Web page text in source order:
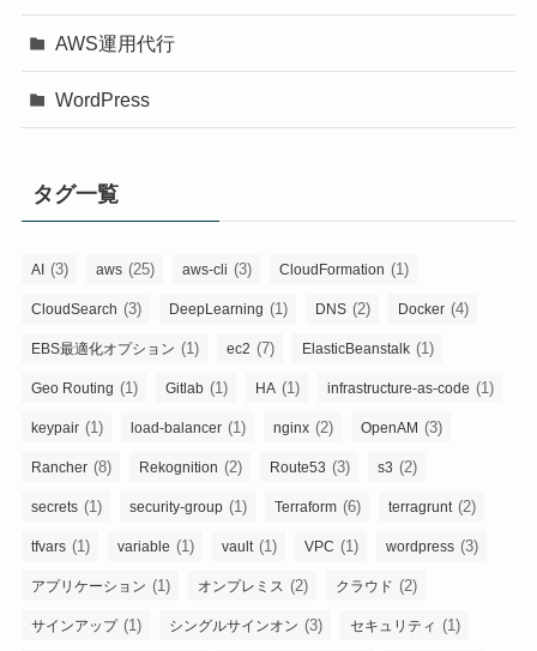
AWS運用代行
WordPress
タグ一覧
AI (3) aws (25) aws-cli (3) CloudFormation (1)
CloudSearch (3) DeepLearning (1) DNS (2) Docker (4)
EBS最適化オプション (1) ec2 (7) ElasticBeanstalk (1)
Geo Routing (1) Gitlab (1) HA (1) infrastructure-as-code (1)
keypair (1) load-balancer (1) nginx (2) OpenAM (3)
Rancher (8) Rekognition (2) Route53 (3) s3 (2)
secrets (1) security-group (1) Terraform (6) terragrunt (2)
tfvars (1) variable (1) vault (1) VPC (1) wordpress (3)
アプリケーション (1) オンプレミス (2) クラウド (2)
サインアップ(1) シングルサインオン (3) セキュリティ (1)